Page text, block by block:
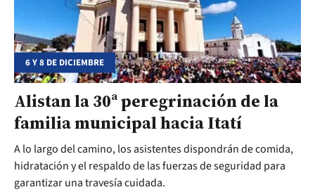
6 Y 8 DE DICIEMBRE
Alistan la 30ª peregrinación de la
familia municipal hacia Itatí
A lo largo del camino, los asistentes dispondrán de comida,
hidratación y el respaldo de las fuerzas de seguridad para
garantizar una travesía cuidada.